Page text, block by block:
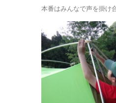
本番はみんなで声を掛け